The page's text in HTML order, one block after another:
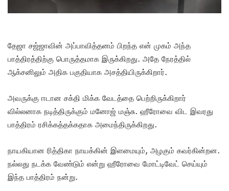
தேஜா சஜ்ஜாவின் அப்பாவித்தனம் பிறந்த என் முகம் அந்த
பாத்திரத்திற்கு பொருத்தமாக இருக்கிறது. அதே நேரத்தில்
ஆக்சனிலும் அதிக பகுதியாக அசத்தியிருக்கிறார்.
அவருக்கு ஈடான சக்தி மிக்க வேடத்தை பெற்றிருக்கிறார்
வில்லனாக நடித்திருக்கும் மனோஜ் மஞ்சு. ஹீரோவை விட இவரது
பாத்திரம் ரசிக்கத்தக்கதாக அமைந்திருக்கிறது.
நாயகியான ரித்திகா நாயக்கின் இளமையும், அழகும் கவர்கின்றன.
நல்லது நடக்க வேண்டும் என்று ஹீரோவை மோட்டிவேட் செய்யும்
இந்த பாத்திரம் நன்று.